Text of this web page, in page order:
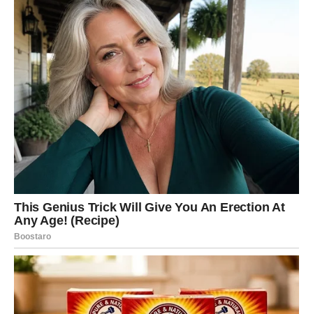
Škorpijama naredni dani donose trenutke istine, jer se
nešto što je dugo bilo skriveno, potisnuto ili prećutano
sada otkriva. Može biti da se radi o osobi, odnosu, poslu
ili situaciji u kojoj ste osećali da postoji „nešto ispod
površine“, ali niste imali dokaze ili niste želeli da gledate
direktno u to. Sada dolazi vest ili saznanje koje menja sve
– možda vas u prvi mah uzdrma, ali vrlo brzo shvatate da
vam zapravo donosi slobodu.
Kod Škorpije promena često dolazi kroz razotkrivanje – i
čim se istina pojavi, vi više ne možete da se vratite na
staro, jer vaše srce ne prihvata laž ni polovičnost. Ovi
dani donose odluke, jasne razgovore i unutrašnju snagu
da zatvorite ono što nema budućnost, bez straha, jer
znate da ste došli do tačke kada birate sebe.
Neki će doživeti emotivni preokret, neki poslovni, ali kod
većine Škorpija glavni osećaj biće: „Konačno znam na
čemu sam.“